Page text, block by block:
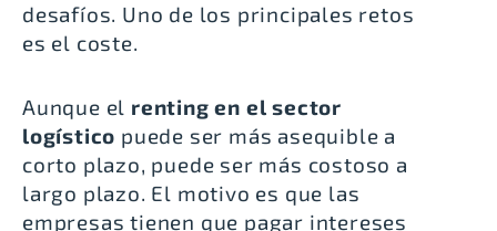
desafíos. Uno de los principales retos
es el coste.
Aunque el renting en el sector
logístico puede ser más asequible a
corto plazo, puede ser más costoso a
largo plazo. El motivo es que las
empresas tienen que pagar intereses